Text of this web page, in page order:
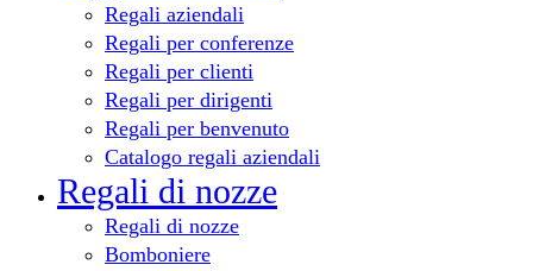
Regali aziendali
Regali per conferenze
Regali per clienti
Regali per dirigenti
Regali per benvenuto
Catalogo regali aziendali
Regali di nozze
Regali di nozze
Bomboniere